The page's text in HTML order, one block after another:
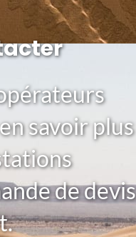
savoir plus
de devis